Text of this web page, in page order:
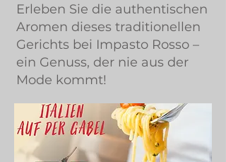
Erleben Sie die authentischen
Aromen dieses traditionellen
Gerichts bei Impasto Rosso –
ein Genuss, der nie aus der
Mode kommt!